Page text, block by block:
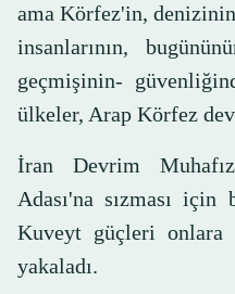
ama Körfez'in, denizinin
insanlarının,
geçmişinin-
ülkeler, Arap Körfez
İran Devrim
Adası'na sızması
Kuveyt güçleri onlara
yakaladı.